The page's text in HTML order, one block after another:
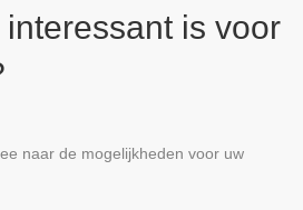
is voor
naar de mogelijkheden voor uw